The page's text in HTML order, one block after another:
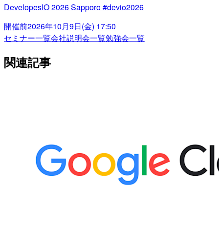
DevelopesIO 2026 Sapporo #devio2026
開催前2026年10月9日(金) 17:50
セミナー一覧会社説明会一覧勉強会一覧
関連記事